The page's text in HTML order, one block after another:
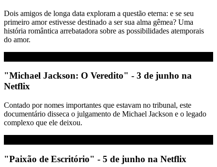
Dois amigos de longa data exploram a questão eterna: e se seu
primeiro amor estivesse destinado a ser sua alma gêmea? Uma
história romântica arrebatadora sobre as possibilidades atemporais
do amor.
"Michael Jackson: O Veredito" - 3 de junho na
Netflix
Contado por nomes importantes que estavam no tribunal, este
documentário disseca o julgamento de Michael Jackson e o legado
complexo que ele deixou.
"Paixão de Escritório" - 5 de junho na Netflix